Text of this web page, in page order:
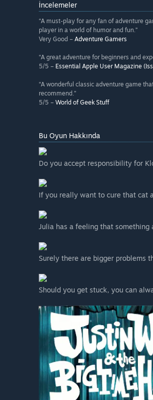
İncelemeler
“A must-play for any fan of adventure
player in a world of humor and fun.”
Very Good – Adventure Gamers
“A great adventure for beginners and
5/5 – Essential Apple User Magazine
“A wonderful classic adventure game
recommend.”
5/5 – World of Geek Stuff
Bu Oyun Hakkında
Do you accept responsibility for
If you really want to cure that cat
Julia has a feeling that something
Surely there are bigger problems
Should you get stuck, you can